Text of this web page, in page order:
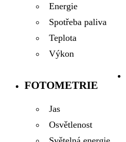
Energie
Spotřeba paliva
Teplota
Výkon
FOTOMETRIE
Jas
Osvětlenost